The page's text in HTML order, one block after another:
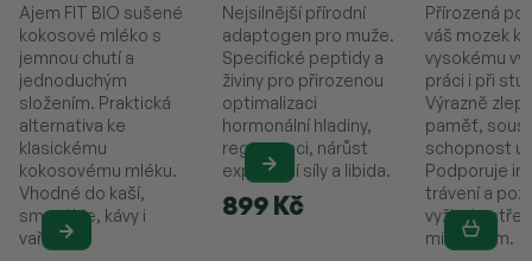
Ajem FIT BIO sušené
kokosové mléko s
jemnou chutí a
jednoduchým
složením. Praktická
alternativa ke
klasickému
kokosovému mléku.
Vhodné do kaší,
smoothie, kávy i
vaření.
899 Kč
Nejsilnější přírodní
adaptogen pro muže.
Specifické peptidy a
živiny pro přirozenou
optimalizaci
hormonální hladiny,
regeneraci, nárůst
explozivní síly a libida.
Přírozená
váš mozek k
vysokému
práci i při
Výrazně
paměť,
schopnost
Podporuje
trávení a
vyživuje
mikrobiom.